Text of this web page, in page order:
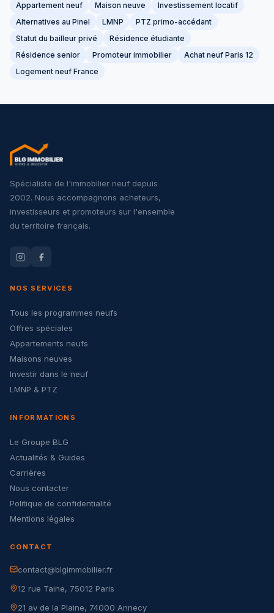
Appartement neuf
Maison neuve
Investissement locatif
Alternatives au Pinel
LMNP
PTZ primo-accédant
Statut du bailleur privé
Résidence étudiante
Résidence senior
Promoteur immobilier
Achat neuf Paris 12
Logement neuf France
Spécialiste de l'immobilier neuf depuis
2002. Nous accompagnons acheteurs,
investisseurs et promoteurs sur l'ensemble
du territoire français.
NOS SERVICES
Tous les programmes neufs
Offres spéciales
Appartements neufs
Maisons neuves
Investir dans le neuf
LMNP & PTZ
INFORMATIONS
Le Groupe BLG
Actualités & Guides
Carrières
Nous contacter
Politique de confidentialité
Mentions légales
CONTACT
contact@blgimmobilier.fr
12 rue Taine, 75012 Paris
21 av de la Plaine, 74000 Annecy